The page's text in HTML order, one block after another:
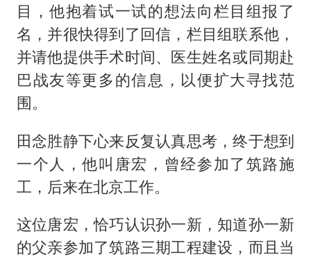
目，他抱着试一试的想法向栏目组报了
名，并很快得到了回信，栏目组联系他，
并请他提供手术时间、医生姓名或同期赴
巴战友等更多的信息，以便扩大寻找范
围。
田念胜静下心来反复认真思考，终于想到
一个人，他叫唐宏，曾经参加了筑路施
工，后来在北京工作。
这位唐宏，恰巧认识孙一新，知道孙一新
的父亲参加了筑路三期工程建设，而且当